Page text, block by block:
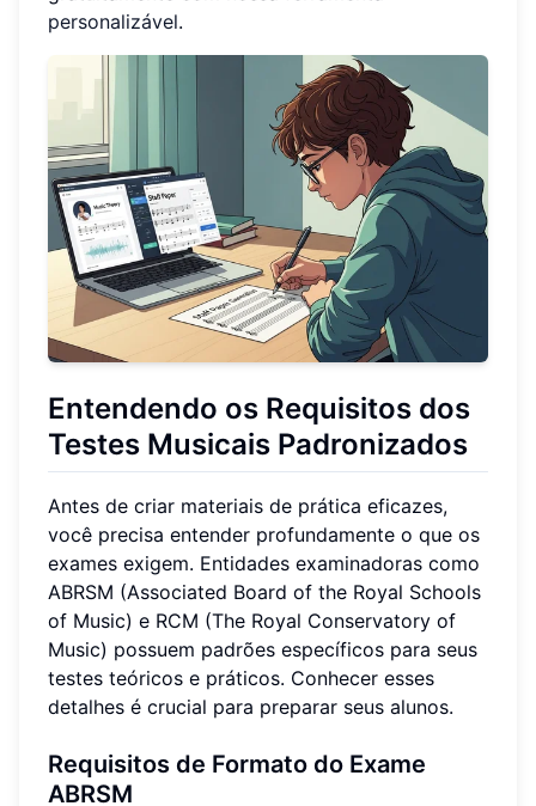
personalizável.
Entendendo os Requisitos dos
Testes Musicais Padronizados
Antes de criar materiais de prática eficazes,
você precisa entender profundamente o que os
exames exigem. Entidades examinadoras como
ABRSM (Associated Board of the Royal Schools
of Music) e RCM (The Royal Conservatory of
Music) possuem padrões específicos para seus
testes teóricos e práticos. Conhecer esses
detalhes é crucial para preparar seus alunos.
Requisitos de Formato do Exame
ABRSM